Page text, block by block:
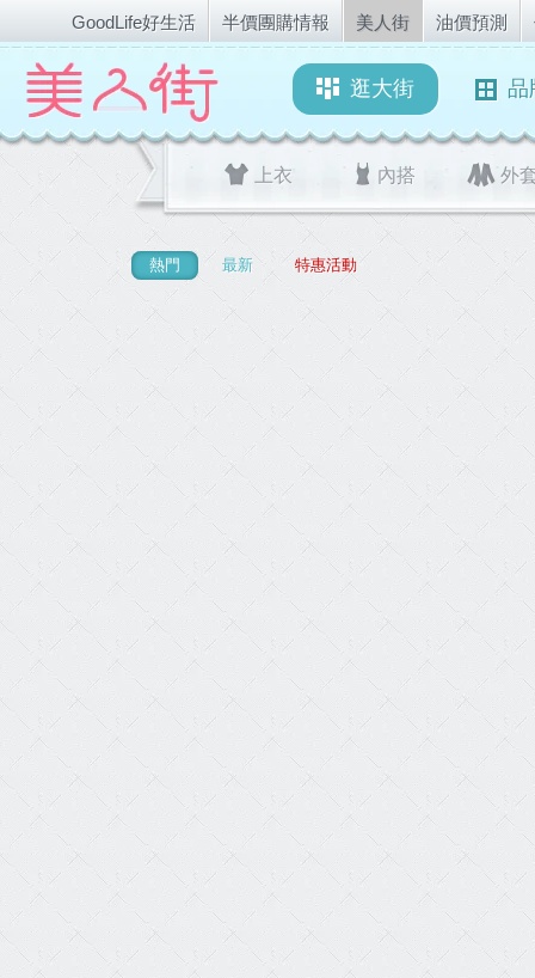
GoodLife好生活 半價團購情報 美人街 油價預測
逛大街 品
上衣 內搭 外
熱門 最新 特惠活動